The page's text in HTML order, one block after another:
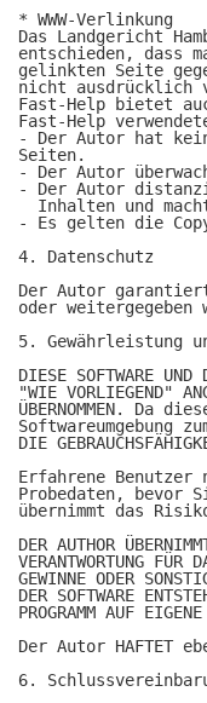
* WWW-Verlinkung
Das Landgericht
entschieden, dass
gelinkten Seite
nicht
Fast-Help bietet
Fast-Help
- Der Autor hat
Seiten.
- Der Autor
- Der Autor
Inhalten und
- Es gelten die
4. Datenschutz
Der Autor
oder weitergegeben
5. Gewährleistung
DIESE SOFTWARE UND
"WIE VORLIEGEND"
ÜBERNOMMEN.
Softwareumgebung
DIE
Erfahrene Benutzer
Probedaten, bevor
übernimmt das
DER AUTHOR
VERANTWORTUNG FÜR
GEWINNE ODER
DER SOFTWARE
PROGRAMM AUF
Der Autor HAFTET
6.